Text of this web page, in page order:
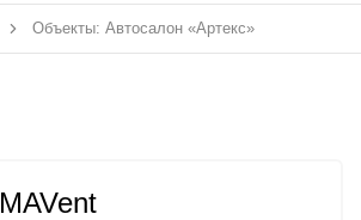
Объекты: Автосалон «Артекс»
MAVent